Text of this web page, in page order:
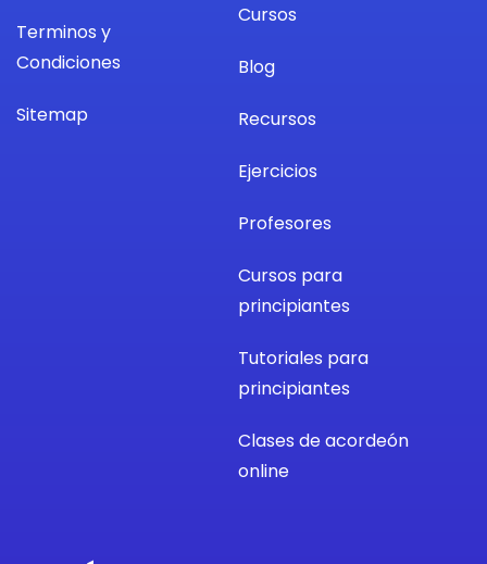
Terminos y
Condiciones
Sitemap
Cursos
Blog
Recursos
Ejercicios
Profesores
Cursos para
principiantes
Tutoriales para
principiantes
Clases de acordeón
online